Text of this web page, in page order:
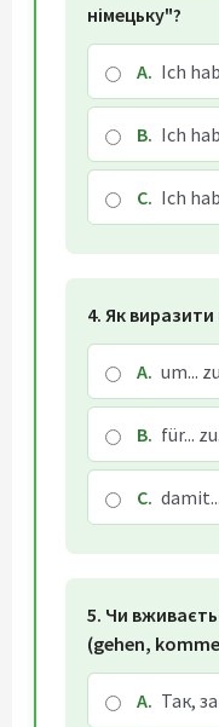
німецьку"?
A. Ich
B. Ich
C. Ich
4. Як
A. um...
B. für...
C.
5. Чи
(gehen,
A. Так,